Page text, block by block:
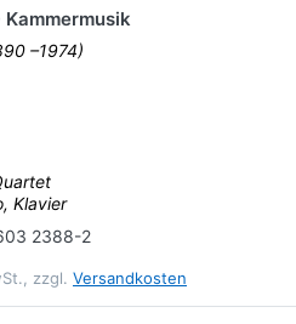
–1974)
Klavier
2388-2
zzgl. Versandkosten